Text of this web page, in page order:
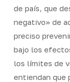
de país, que
negativo» de
preciso
bajo los
los límites de
entiendan que